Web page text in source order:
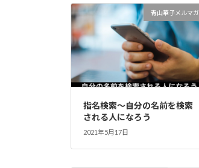
青山華子メルマガ
指名検索～自分の名前を検索
される人になろう
2021年5月17日